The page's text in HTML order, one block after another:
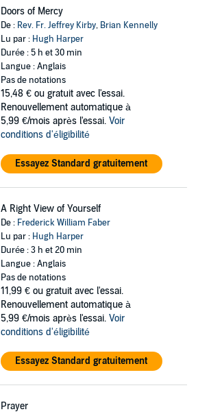
Doors of Mercy
De : Rev. Fr. Jeffrey Kirby, Brian Kennelly
Lu par : Hugh Harper
Durée : 5 h et 30 min
Langue : Anglais
Pas de notations
15,48 € ou gratuit avec l'essai.
Renouvellement automatique à
5,99 €/mois après l'essai. Voir
conditions d'éligibilité
Essayez Standard gratuitement
A Right View of Yourself
De : Frederick William Faber
Lu par : Hugh Harper
Durée : 3 h et 20 min
Langue : Anglais
Pas de notations
11,99 € ou gratuit avec l'essai.
Renouvellement automatique à
5,99 €/mois après l'essai. Voir
conditions d'éligibilité
Essayez Standard gratuitement
Prayer